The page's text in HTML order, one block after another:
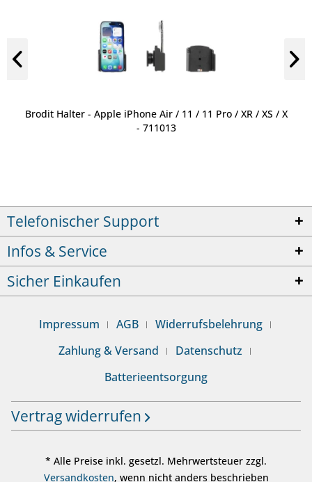
Brodit Halter - Apple iPhone Air / 11 / 11 Pro / XR / XS / X
- 711013
Telefonischer Support
Infos & Service
Sicher Einkaufen
Impressum AGB
Widerrufsbelehrung
Zahlung & Versand
Datenschutz
Batterieentsorgung
Vertrag widerrufen
* Alle Preise inkl. gesetzl. Mehrwertsteuer zzgl.
Versandkosten, wenn nicht anders beschrieben